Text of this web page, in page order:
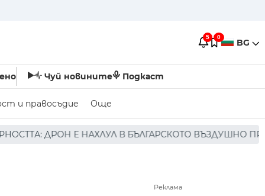
5 0 BG
Чуй новините Подкаст
и правосъдие Още
ВЪЗДУШНО ПРОСТРАНСТВО * * *
Реклама